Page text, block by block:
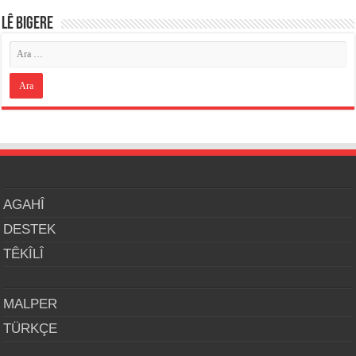
LÊ BIGERE
AGAHÎ
DESTEK
TÊKÎLÎ
MALPER
TÜRKÇE